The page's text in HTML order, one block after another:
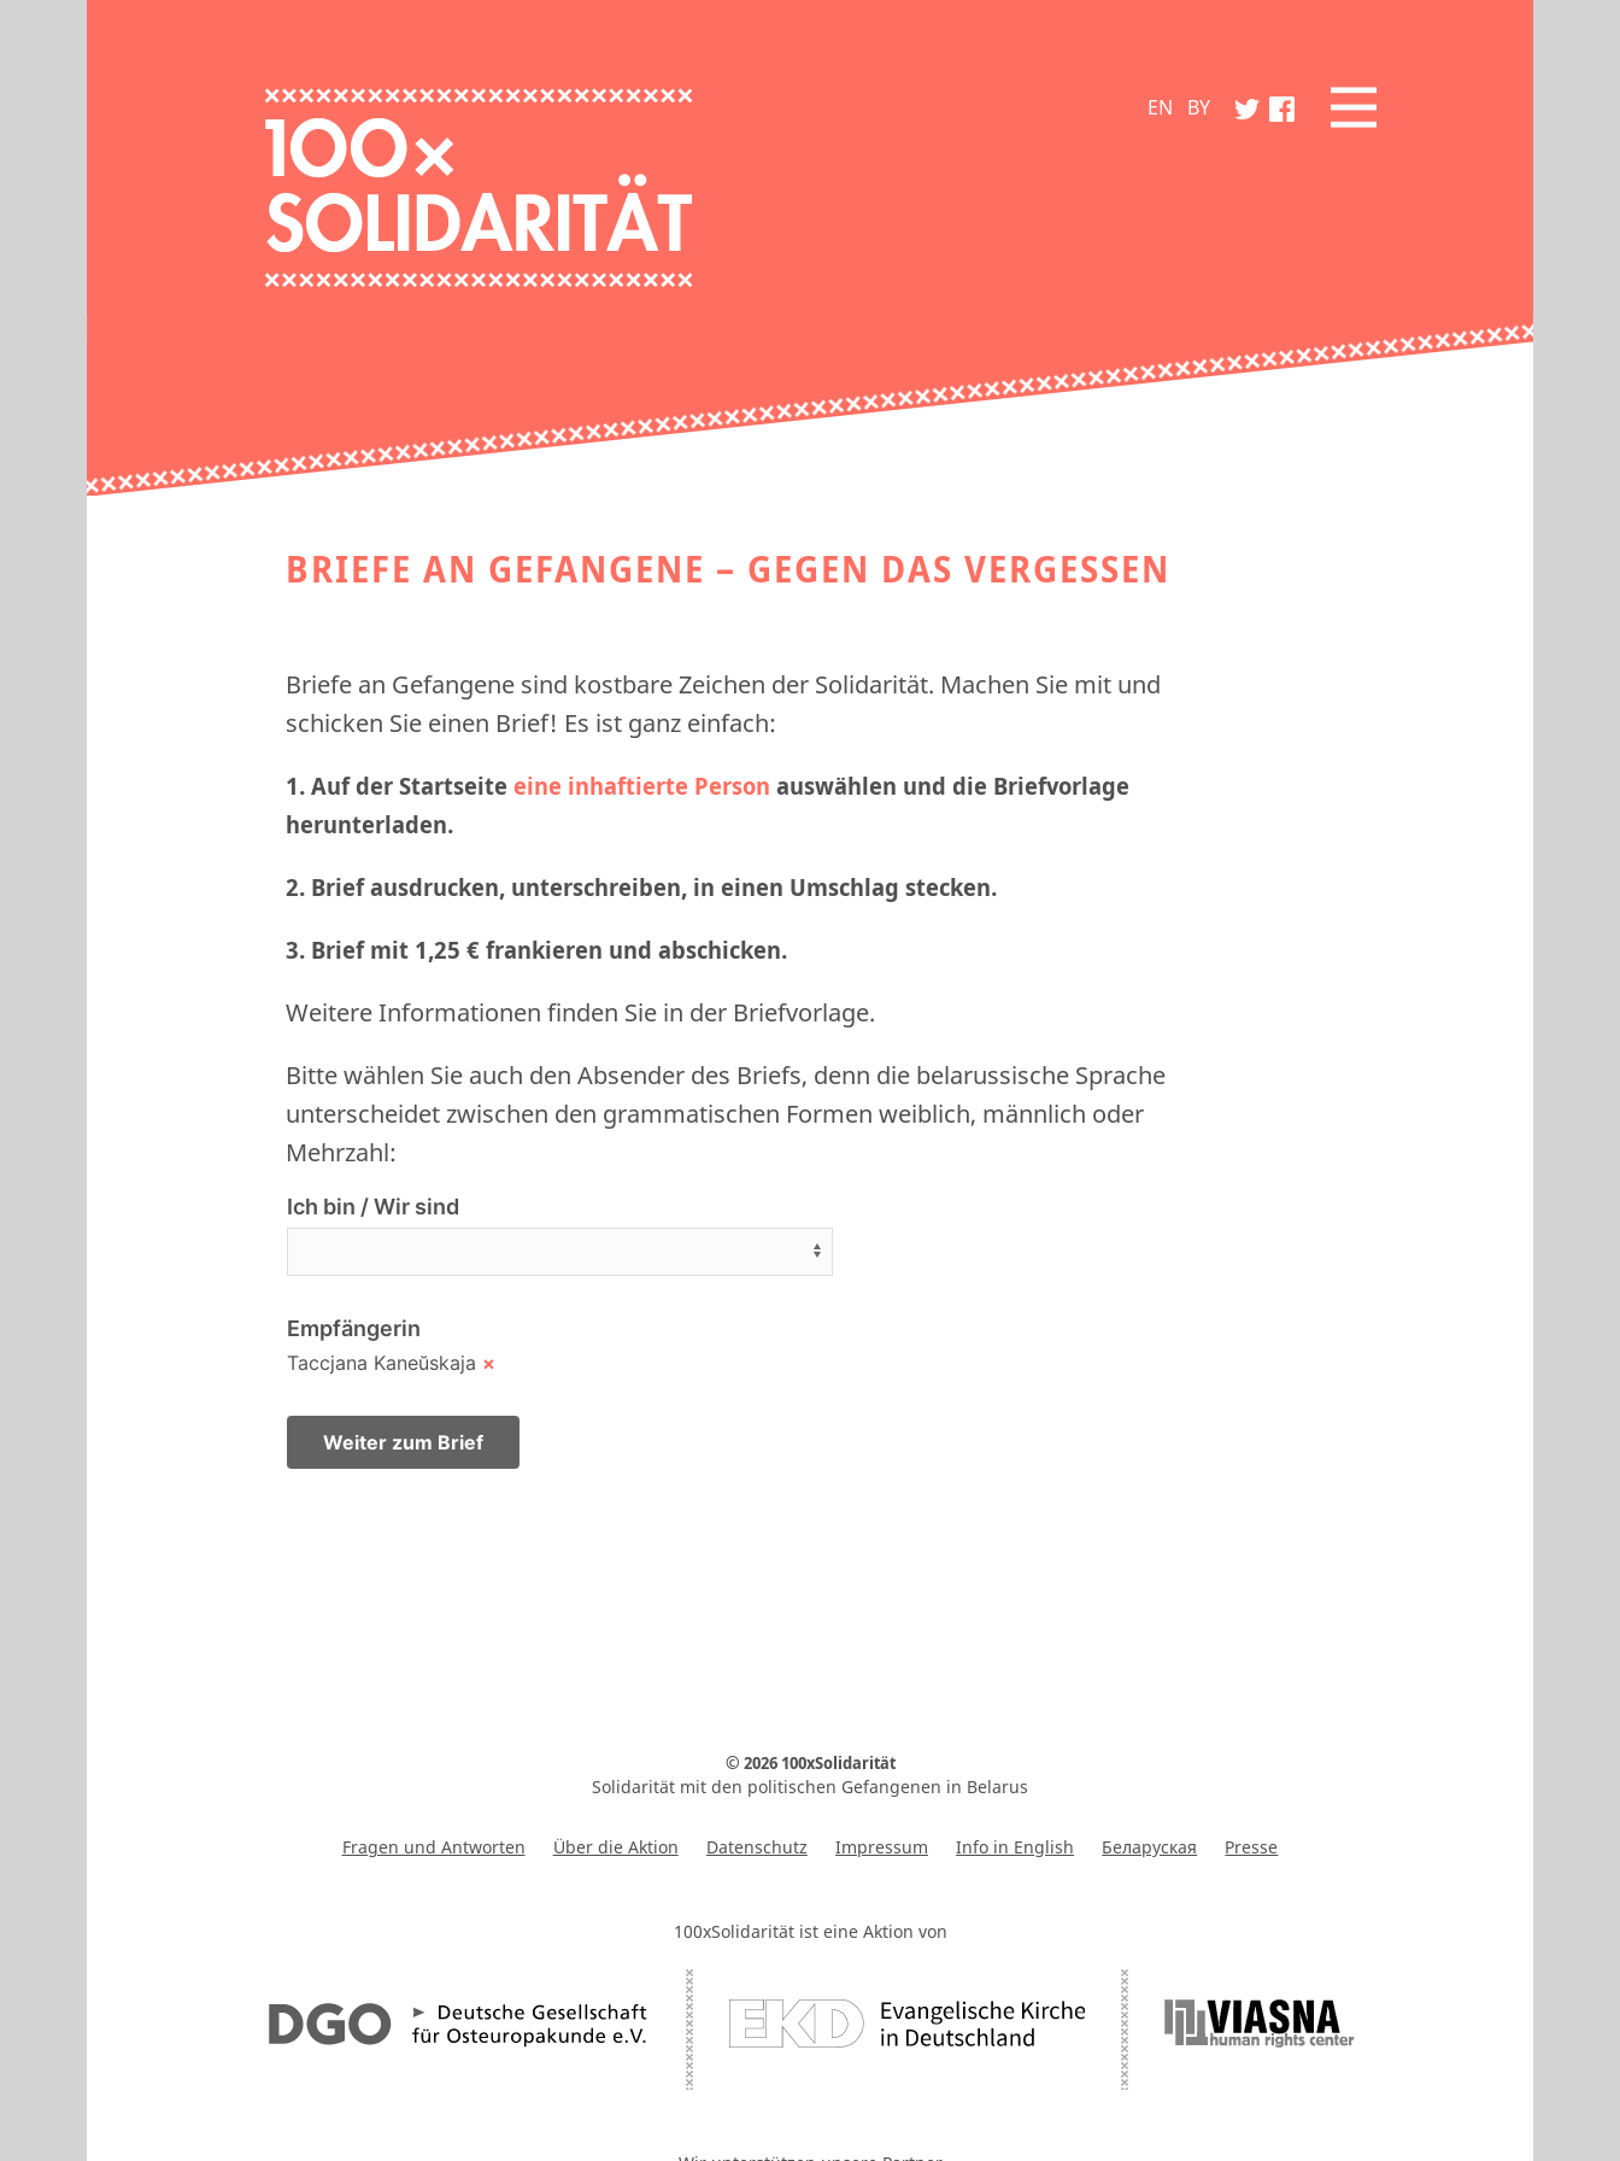
EN BY
BRIEFE AN GEFANGENE – GEGEN DAS VERGESSEN
Briefe an Gefangene sind kostbare Zeichen der Solidarität. Machen Sie mit und
schicken Sie einen Brief! Es ist ganz einfach:
1. Auf der Startseite eine inhaftierte Person auswählen und die Briefvorlage
herunterladen.
2. Brief ausdrucken, unterschreiben, in einen Umschlag stecken.
3. Brief mit 1,25 € frankieren und abschicken.
Weitere Informationen finden Sie in der Briefvorlage.
Bitte wählen Sie auch den Absender des Briefs, denn die belarussische Sprache
unterscheidet zwischen den grammatischen Formen weiblich, männlich oder
Mehrzahl:
Ich bin / Wir sind
Empfängerin
Taccjana Kaneŭskaja ×
Weiter zum Brief
© 2026 100xSolidarität
Solidarität mit den politischen Gefangenen in Belarus
Fragen und Antworten Über die Aktion Datenschutz Impressum Info in English Беларуская Presse
100xSolidarität ist eine Aktion von